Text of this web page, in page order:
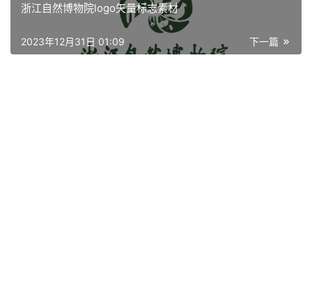
页
浙江自然博物院logo矢量标志素材
下一篇
2023年12月31日 01:09